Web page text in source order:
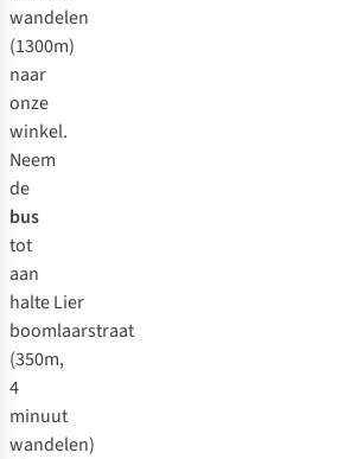
wandelen
(1300m)
naar
onze
winkel.
Neem
de
bus
tot
aan
halte Lier
boomlaarstraat
(350m,
4
minuut
wandelen)